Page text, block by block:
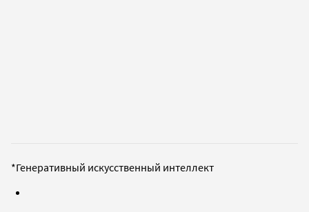
*Генеративный искусственный интеллект